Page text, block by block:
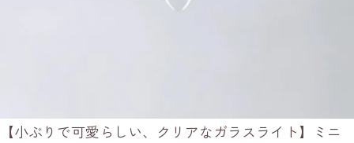
【小ぶりで可愛らしい、クリアなガラスライト】ミニ